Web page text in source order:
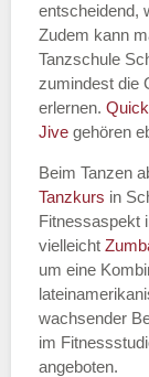
entscheidend,
Zudem kann
Tanzschule
zumindest die
erlernen.
Jive gehören
Beim Tanzen
Tanzkurs in
Fitnessaspekt
vielleicht
um eine
wachsender
im
angeboten.